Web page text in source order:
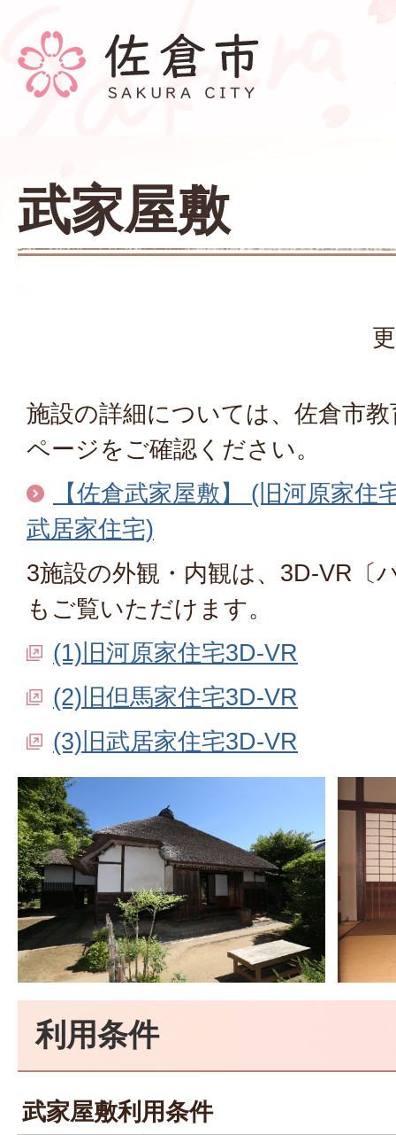
武家屋敷
施設の詳細については、佐倉市
ページをご確認ください。
【佐倉武家屋敷】 (旧河原家住
武居家住宅)
3施設の外観・内観は、3D-VR〔
もご覧いただけます。
(1)旧河原家住宅3D-VR
(2)旧但馬家住宅3D-VR
(3)旧武居家住宅3D-VR
利用条件
武家屋敷利用条件